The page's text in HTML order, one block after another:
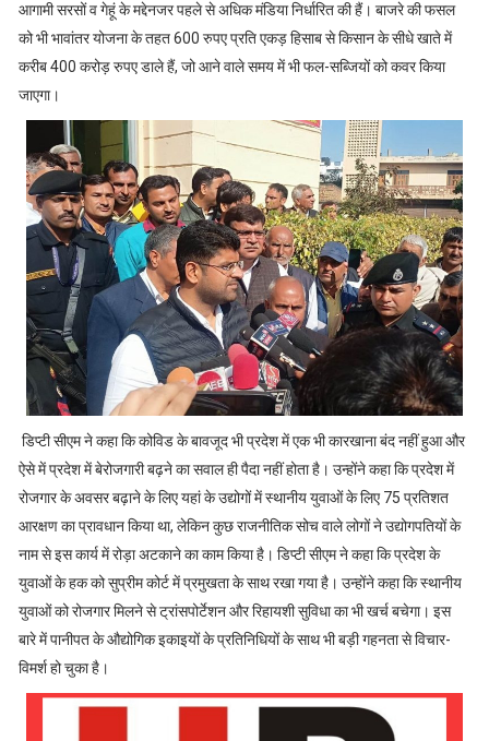
आगामी सरसों व गेहूं के मद्देनजर पहले से अधिक मंडिया निर्धारित की हैं। बाजरे की फसल
को भी भावांतर योजना के तहत 600 रुपए प्रति एकड़ हिसाब से किसान के सीधे खाते में
करीब 400 करोड़ रुपए डाले हैं, जो आने वाले समय में भी फल-सब्जियों को कवर किया
जाएगा।
डिप्टी सीएम ने कहा कि कोविड के बावजूद भी प्रदेश में एक भी कारखाना बंद नहीं हुआ और
ऐसे में प्रदेश में बेरोजगारी बढ़ने का सवाल ही पैदा नहीं होता है। उन्होंने कहा कि प्रदेश में
रोजगार के अवसर बढ़ाने के लिए यहां के उद्योगों में स्थानीय युवाओं के लिए 75 प्रतिशत
आरक्षण का प्रावधान किया था, लेकिन कुछ राजनीतिक सोच वाले लोगों ने उद्योगपतियों के
नाम से इस कार्य में रोड़ा अटकाने का काम किया है। डिप्टी सीएम ने कहा कि प्रदेश के
युवाओं के हक को सुप्रीम कोर्ट में प्रमुखता के साथ रखा गया है। उन्होंने कहा कि स्थानीय
युवाओं को रोजगार मिलने से ट्रांसपोर्टेशन और रिहायशी सुविधा का भी खर्च बचेगा। इस
बारे में पानीपत के औद्योगिक इकाइयों के प्रतिनिधियों के साथ भी बड़ी गहनता से विचार-
विमर्श हो चुका है।